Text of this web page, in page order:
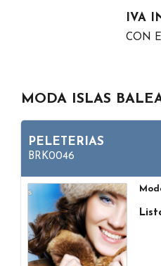
IVA
CON
MODA ISLAS
PELETERIAS
BRK0046